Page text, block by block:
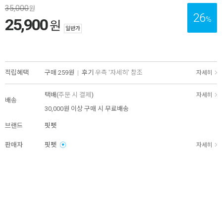
26%
35,000원
25,900원 일반가
적립혜택 구매 259원 | 후기 우측 '자세히' 참조 자세히
배송
택배(주문 시 결제 ) 자세히
30,000원 이상 구매 시 무료배송
브랜드 핏펫
판매자 핏펫 자세히